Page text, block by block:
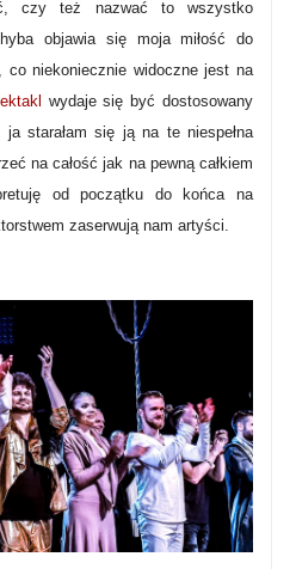
czy też nazwać to wszystko
objawia się moja miłość do
niekoniecznie widoczne jest na
wydaje się być dostosowany
starałam się ją na te niespełna
na całość jak na pewną całkiem
od początku do końca na
zaserwują nam artyści.